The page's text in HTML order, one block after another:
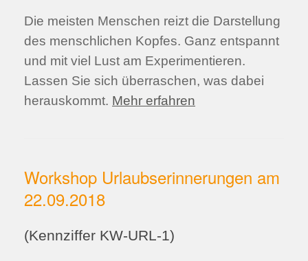
Die meisten Menschen reizt die Darstellung
des menschlichen Kopfes. Ganz entspannt
und mit viel Lust am Experimentieren.
Lassen Sie sich überraschen, was dabei
herauskommt. Mehr erfahren
Workshop Urlaubserinnerungen am
22.09.2018
(Kennziffer KW-URL-1)